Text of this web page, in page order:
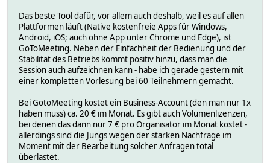
Das beste Tool dafür, vor allem auch deshalb, weil es auf allen
Plattformen läuft (Native kostenfreie Apps für Windows,
Android, iOS; auch ohne App unter Chrome und Edge), ist
GoToMeeting. Neben der Einfachheit der Bedienung und der
Stabilität des Betriebs kommt positiv hinzu, dass man die
Session auch aufzeichnen kann - habe ich gerade gestern mit
einer kompletten Vorlesung bei 60 Teilnehmern gemacht.
Bei GotoMeeting kostet ein Business-Account (den man nur 1x
haben muss) ca. 20 € im Monat. Es gibt auch Volumenlizenzen,
bei denen das dann nur 7 € pro Organisator im Monat kostet -
allerdings sind die Jungs wegen der starken Nachfrage im
Moment mit der Bearbeitung solcher Anfragen total
überlastet.